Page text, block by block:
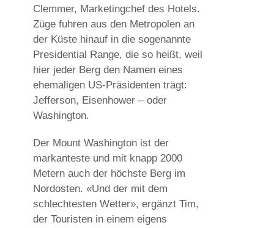
Clemmer, Marketingchef des Hotels.
Züge fuhren aus den Metropolen an
der Küste hinauf in die sogenannte
Presidential Range, die so heißt, weil
hier jeder Berg den Namen eines
ehemaligen US-Präsidenten trägt:
Jefferson, Eisenhower – oder
Washington.
Der Mount Washington ist der
markanteste und mit knapp 2000
Metern auch der höchste Berg im
Nordosten. «Und der mit dem
schlechtesten Wetter», ergänzt Tim,
der Touristen in einem eigens